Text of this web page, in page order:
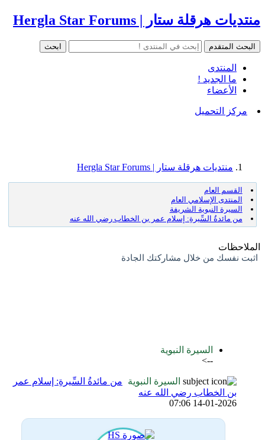
منتديات هرقلة ستار | Hergla Star Forums
المنتدى
ما الجديد !
الأعضاء
مركز التحميل
منتديات هرقلة ستار | Hergla Star Forums
القسم العام
المنتدى الإسلامي العام
السيرة النبوية الشريفة
من مائدةُ السِّيرةِ: إسلام عمر بن الخطاب رضي الله عنه
الملاحظات
اثبت نفسك من خلال مشاركتك الجادة
السيرة النبوية
-->
السيرة النبوية
من مائدةُ السِّيرةِ: إسلام عمر
بن الخطاب رضي الله عنه
14-01-2026 07:06